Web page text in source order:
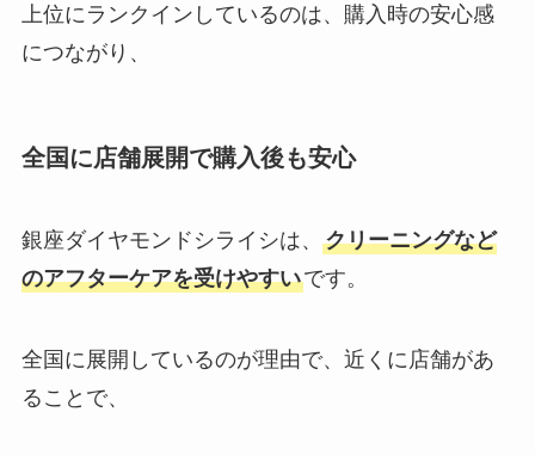
上位にランクインしているのは、購入時の安心感
につながり、
全国に店舗展開で購入後も安心
銀座ダイヤモンドシライシは、 クリーニングなど
のアフターケアを受けやすいです。
全国に展開しているのが理由で、近くに店舗があ
ることで、